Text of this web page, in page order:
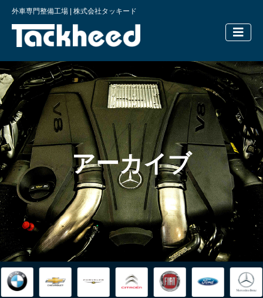
外車専門整備工場 | 株式会社タッキード
横浜の外
アーカイブ